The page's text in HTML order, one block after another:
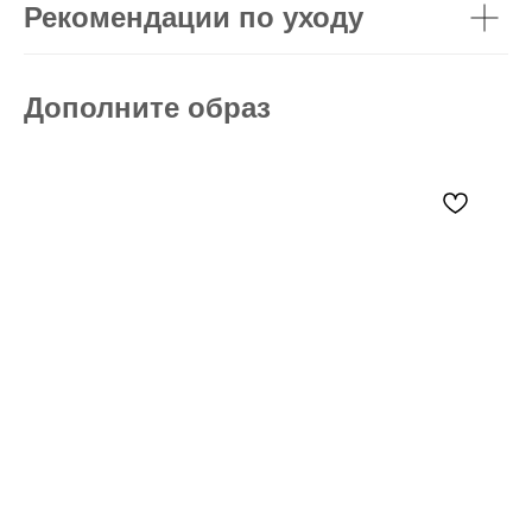
Рекомендации по уходу
Дополните образ